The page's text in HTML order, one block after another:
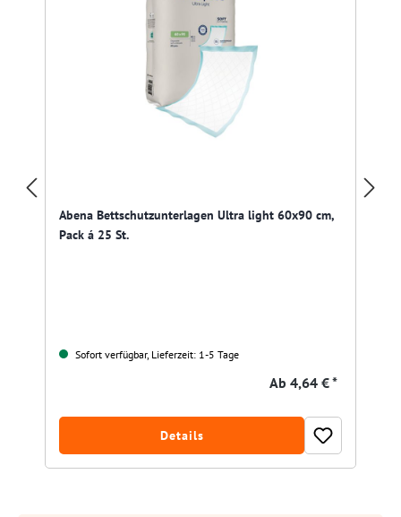
Abena Bettschutzunterlagen Ultra light 60x90 cm,
Pack á 25 St.
Sofort verfügbar, Lieferzeit: 1-5 Tage
Ab 4,64 € *
Details